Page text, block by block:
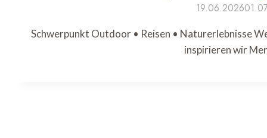
19.06.2026
Schwerpunkt Outdoor • Reisen • Naturerlebnisse
inspirieren wir